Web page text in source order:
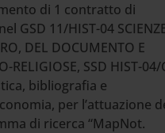
di 1 contratto di
GSD 11/HIST-04
DEL DOCUMENTO E
RELIGIOSE, SSD HIST-04/
bibliografia e
per l’attuazione
di ricerca “MapNot.